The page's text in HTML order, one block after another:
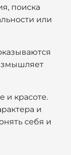
поиска
или
и красоте.
и
себя и